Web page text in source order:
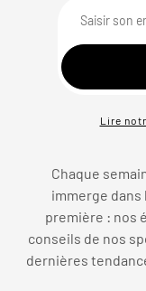
Lire
Chaque
immerge dans
première : nos
conseils de nos
dernières